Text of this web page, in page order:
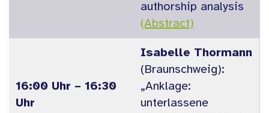
authorship analysis
(Abstract)
16:00 Uhr – 16:30
Uhr
Isabelle Thormann
(Braunschweig):
„Anklage:
unterlassene